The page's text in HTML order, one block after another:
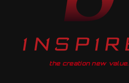
the creation new value.